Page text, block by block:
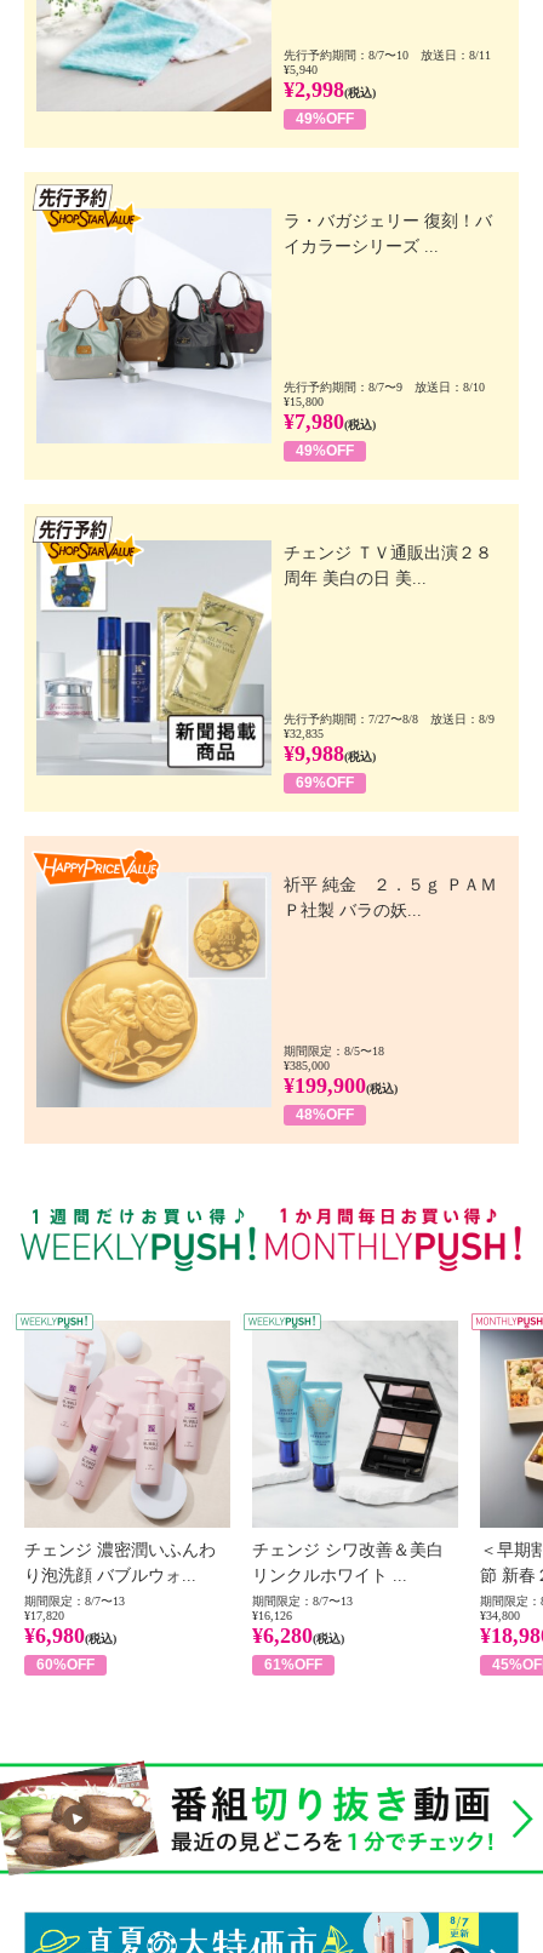
先行予約期間：8/7〜10 放送日：8/11
¥5,940
¥2,998(税込)
49%OFF
ラ・バガジェリー 復刻！バ
イカラーシリーズ ...
先行予約期間：8/7〜9 放送日：8/10
¥15,800
¥7,980(税込)
49%OFF
チェンジ ＴＶ通販出演２８
周年 美白の日 美...
先行予約期間：7/27〜8/8 放送日：8/9
¥32,835
¥9,988(税込)
69%OFF
祈平 純金 ２．５ｇ ＰＡＭ
Ｐ社製 バラの妖...
期間限定：8/5〜18
¥385,000
¥199,900(税込)
48%OFF
WEEKLY PUSH
チェンジ 濃密潤いふんわ
り泡洗顔 バブルウォ...
期間限定：8/7〜13
¥17,820
¥6,980(税込)
60%OFF
チェンジ シワ改善＆美白
リンクルホワイト ...
期間限定：8/7〜13
¥16,126
¥6,280(税込)
61%OFF
＜早期
節 新春
期間限定：
¥34,800